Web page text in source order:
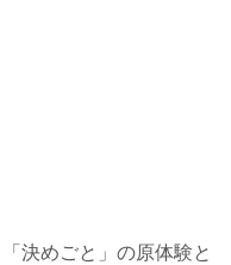
決めごと」の原体験と